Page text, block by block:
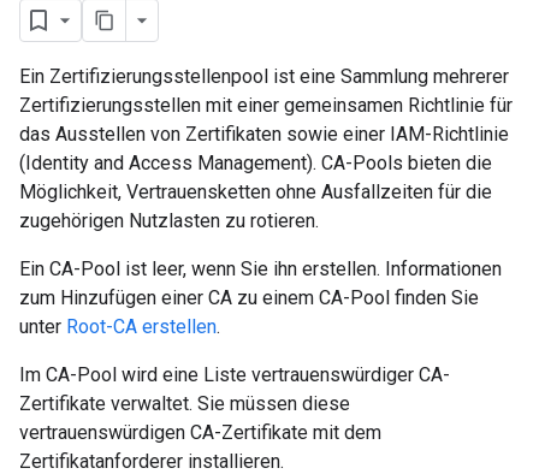
Ein Zertifizierungsstellenpool ist eine Sammlung mehrerer
Zertifizierungsstellen mit einer gemeinsamen Richtlinie für
das Ausstellen von Zertifikaten sowie einer IAM-Richtlinie
(Identity and Access Management). CA-Pools bieten die
Möglichkeit, Vertrauensketten ohne Ausfallzeiten für die
zugehörigen Nutzlasten zu rotieren.
Ein CA-Pool ist leer, wenn Sie ihn erstellen. Informationen
zum Hinzufügen einer CA zu einem CA-Pool finden Sie
unter Root-CA erstellen.
Im CA-Pool wird eine Liste vertrauenswürdiger CA-
Zertifikate verwaltet. Sie müssen diese
vertrauenswürdigen CA-Zertifikate mit dem
Zertifikatanforderer installieren.